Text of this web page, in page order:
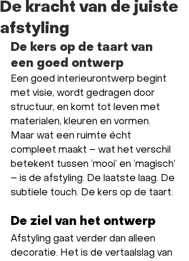
De kracht van de juiste
afstyling
De kers op de taart van
een goed ontwerp
Een goed interieurontwerp begint
met visie, wordt gedragen door
structuur, en komt tot leven met
materialen, kleuren en vormen.
Maar wat een ruimte écht
compleet maakt – wat het verschil
betekent tussen ‘mooi’ en ‘magisch’
– is de afstyling. De laatste laag. De
subtiele touch. De kers op de taart.
De ziel van het ontwerp
Afstyling gaat verder dan alleen
decoratie. Het is de vertaalslag van